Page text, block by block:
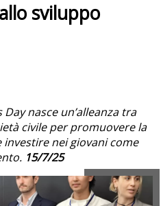
sviluppo
nasce un’alleanza tra
civile per promuovere la
nei giovani come
15/7/25